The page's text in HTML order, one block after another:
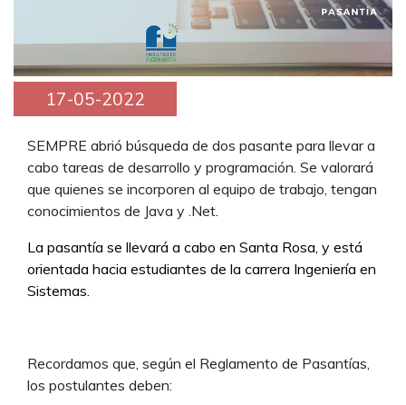
17-05-2022
SEMPRE abrió búsqueda de dos pasante para llevar a
cabo tareas de desarrollo y programación. Se valorará
que quienes se incorporen al equipo de trabajo, tengan
conocimientos de Java y .Net.
La pasantía se llevará a cabo en Santa Rosa, y está
orientada hacia estudiantes de la carrera Ingeniería en
Sistemas.
Recordamos que, según el Reglamento de Pasantías,
los postulantes deben: